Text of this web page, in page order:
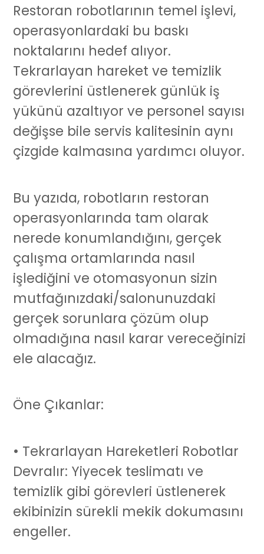
Restoran robotlarının temel işlevi,
operasyonlardaki bu baskı
noktalarını hedef alıyor.
Tekrarlayan hareket ve temizlik
görevlerini üstlenerek günlük iş
yükünü azaltıyor ve personel sayısı
değişse bile servis kalitesinin aynı
çizgide kalmasına yardımcı oluyor.
Bu yazıda, robotların restoran
operasyonlarında tam olarak
nerede konumlandığını, gerçek
çalışma ortamlarında nasıl
işlediğini ve otomasyonun sizin
mutfağınızdaki/salonunuzdaki
gerçek sorunlara çözüm olup
olmadığına nasıl karar vereceğinizi
ele alacağız.
Öne Çıkanlar:
• Tekrarlayan Hareketleri Robotlar
Devralır: Yiyecek teslimatı ve
temizlik gibi görevleri üstlenerek
ekibinizin sürekli mekik dokumasını
engeller.